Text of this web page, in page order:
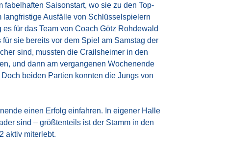
Saisonstart, wo sie zu den Top-
langfristige Ausfälle von Schlüsselspielern
für das Team von Coach Götz Rohdewald
sie bereits vor dem Spiel am Samstag der
sind, mussten die Crailsheimer in den
und dann am vergangenen Wochenende
beiden Partien konnten die Jungs von
einen Erfolg einfahren. In eigener Halle
sind – größtenteils ist der Stamm in den
aktiv miterlebt.